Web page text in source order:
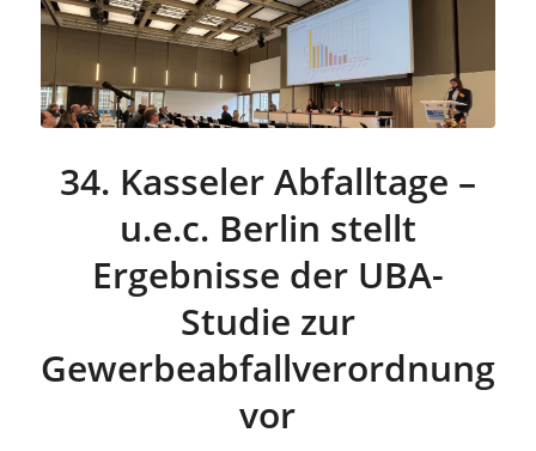
34. Kasseler Abfalltage –
u.e.c. Berlin stellt
Ergebnisse der UBA-
Studie zur
Gewerbeabfallverordnung
vor